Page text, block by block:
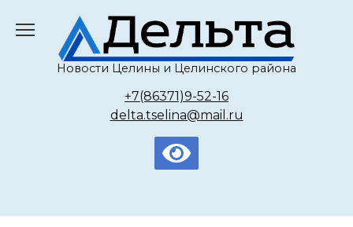
содержанию
Новости Целины и Целинского района
+7(86371)9-52-16
delta.tselina@mail.ru